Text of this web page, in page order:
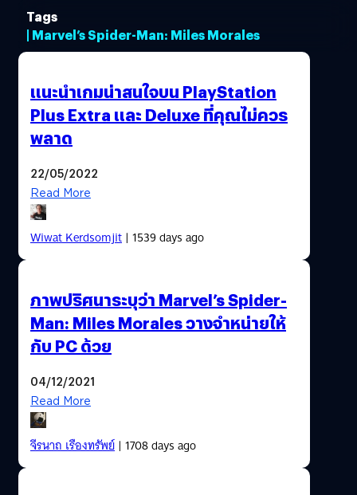
Tags
| Marvel’s Spider-Man: Miles Morales
แนะนำเกมน่าสนใจบน PlayStation
Plus Extra และ Deluxe ที่คุณไม่ควร
พลาด
22/05/2022
Read More
Wiwat Kerdsomjit| 1539 days ago
ภาพปริศนาระบุว่า Marvel’s Spider-
Man: Miles Morales วางจำหน่ายให้
กับ PC ด้วย
04/12/2021
Read More
จีรนาถ เรืองทรัพย์| 1708 days ago